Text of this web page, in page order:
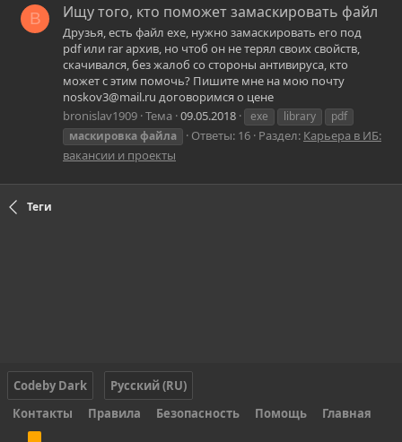
B Ищу того, кто поможет замаскировать файл
Друзья, есть файл exe, нужно замаскировать его под
pdf или rar архив, но чтоб он не терял своих свойств,
скачивался, без жалоб со стороны антивируса, кто
может с этим помочь? Пишите мне на мою почту
noskov3@mail.ru договоримся о цене
bronislav1909 Тема 09.05.2018 exe library
pdf
маскировкафайла Ответы: 16 Раздел: Карьера в ИБ:
вакансии и проекты
Теги
Codeby Dark
Русский (RU)
Контакты
Правила Безопасность Помощь Главная